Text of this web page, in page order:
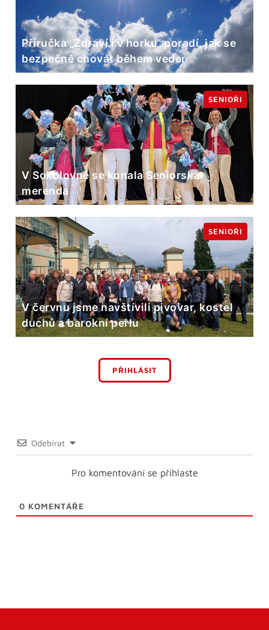
Příručka „Zdraví i v horku“ poradí, jak se
bezpečně chovat během veder
V Sokolovně se konala Seniorská
merenda
SENIOŘI
V červnu jsme navštívili pivovar, kostel
duchů a barokní perlu
SENIOŘI
PŘIHLÁSIT
Odebírat
Pro komentování se přihlaste
0 KOMENTÁŘE